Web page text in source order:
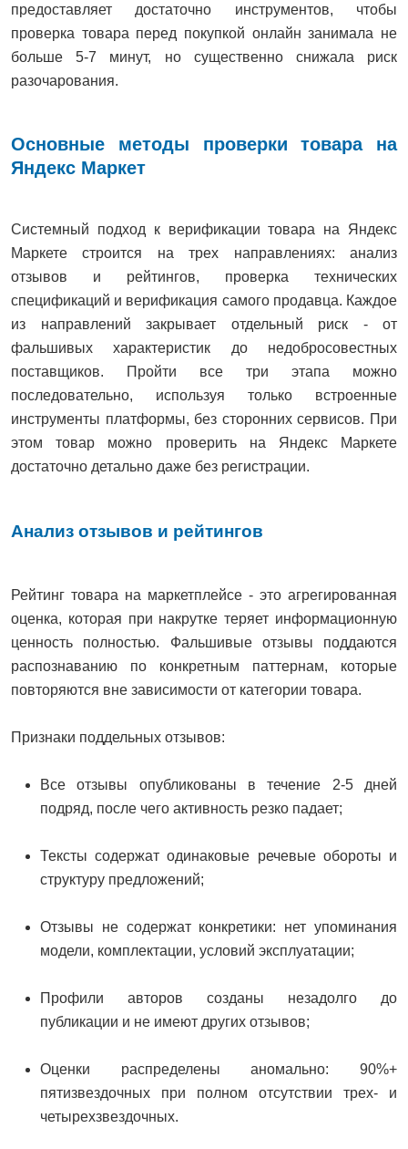
предоставляет достаточно инструментов, чтобы
проверка товара перед покупкой онлайн занимала не
больше 5-7 минут, но существенно снижала риск
разочарования.
Основные методы проверки товара на
Яндекс Маркет
Системный подход к верификации товара на Яндекс
Маркете строится на трех направлениях: анализ
отзывов и рейтингов, проверка технических
спецификаций и верификация самого продавца. Каждое
из направлений закрывает отдельный риск - от
фальшивых характеристик до недобросовестных
поставщиков. Пройти все три этапа можно
последовательно, используя только встроенные
инструменты платформы, без сторонних сервисов. При
этом товар можно проверить на Яндекс Маркете
достаточно детально даже без регистрации.
Анализ отзывов и рейтингов
Рейтинг товара на маркетплейсе - это агрегированная
оценка, которая при накрутке теряет информационную
ценность полностью. Фальшивые отзывы поддаются
распознаванию по конкретным паттернам, которые
повторяются вне зависимости от категории товара.
Признаки поддельных отзывов:
Все отзывы опубликованы в течение 2-5 дней
подряд, после чего активность резко падает;
Тексты содержат одинаковые речевые обороты и
структуру предложений;
Отзывы не содержат конкретики: нет упоминания
модели, комплектации, условий эксплуатации;
Профили авторов созданы незадолго до
публикации и не имеют других отзывов;
Оценки распределены аномально: 90%+
пятизвездочных при полном отсутствии трех- и
четырехзвездочных.